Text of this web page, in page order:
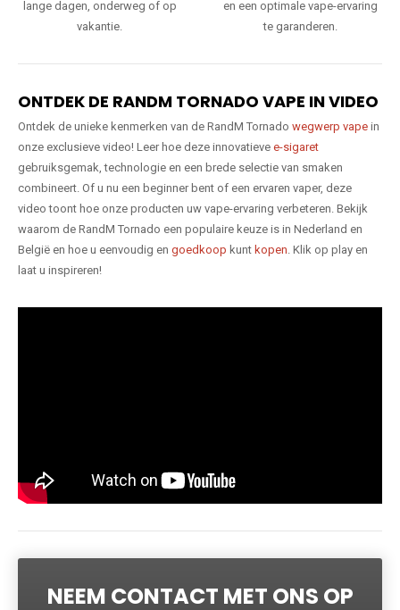
lange dagen, onderweg of op
vakantie.
en een optimale vape-ervaring
te garanderen.
ONTDEK DE RANDM TORNADO VAPE IN VIDEO
Ontdek de unieke kenmerken van de RandM Tornado wegwerp vape in
onze exclusieve video! Leer hoe deze innovatieve e-sigaret
gebruiksgemak, technologie en een brede selectie van smaken
combineert. Of u nu een beginner bent of een ervaren vaper, deze
video toont hoe onze producten uw vape-ervaring verbeteren. Bekijk
waarom de RandM Tornado een populaire keuze is in Nederland en
België en hoe u eenvoudig en goedkoop kunt kopen. Klik op play en
laat u inspireren!
NEEM CONTACT MET ONS OP